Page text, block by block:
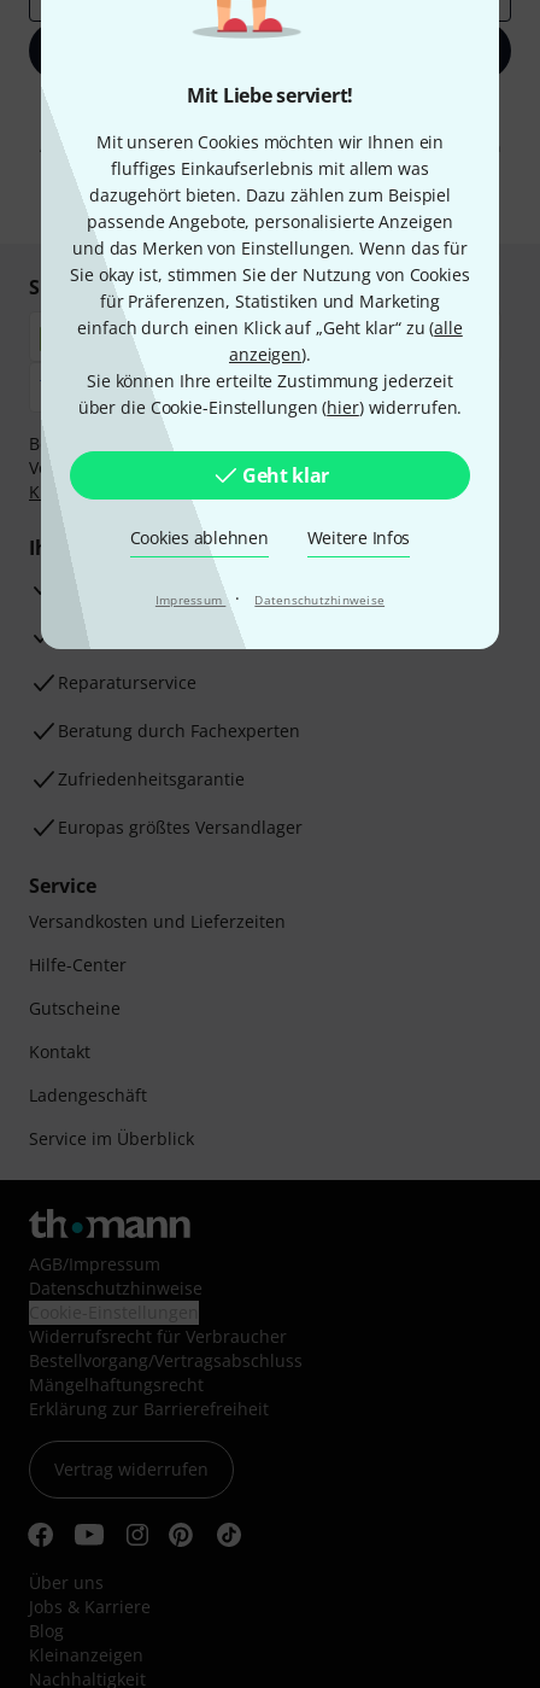
Mit Liebe serviert!
Mit unseren Cookies möchten wir Ihnen ein
fluffiges Einkaufserlebnis mit allem was
dazugehört bieten. Dazu zählen zum Beispiel
passende Angebote, personalisierte Anzeigen
und das Merken von Einstellungen. Wenn das für
Sie okay ist, stimmen Sie der Nutzung von Cookies
für Präferenzen, Statistiken und Marketing
einfach durch einen Klick auf „Geht klar“ zu (alle
anzeigen).
Sie können Ihre erteilte Zustimmung jederzeit
über die Cookie-Einstellungen (hier) widerrufen.
Geht klar
Cookies ablehnen Weitere Infos
Impressum · Datenschutzhinweise
Mit Klick auf „Jetzt anmelden“ stimmen Sie dem Erhalt von E-Mail-
Werbung und einer Messung des E-Mail-Nutzungsverhaltens zu. Die
Abmeldung ist jederzeit möglich. Weitere Informationen finden Sie in
unserenDatenschutzhinweisen.
* Pflichtfeld
Sicher einkaufen & bezahlen
Bezahlen Sie vertraulich und sicher per Nachnahme,
Vorkasse, PayPal, Amazon Pay,Klarna Sofort bezahlen,
Klarna Ratenzahlung
Ihre Vorteile
3 Jahre Thomann Garantie
30 Tage Money-Back-Garantie
Reparaturservice
Beratung durch Fachexperten
Zufriedenheitsgarantie
Europas größtes Versandlager
Service
Versandkosten und Lieferzeiten
Hilfe-Center
Gutscheine
Kontakt
Ladengeschäft
Service im Überblick
AGB/Impressum
Datenschutzhinweise
Widerrufsrecht für Verbraucher
Bestellvorgang/Vertragsabschluss
Mängelhaftungsrecht
Erklärung zur Barrierefreiheit
Vertrag widerrufen
Über uns
Jobs & Karriere
Blog
Kleinanzeigen
Nachhaltigkeit